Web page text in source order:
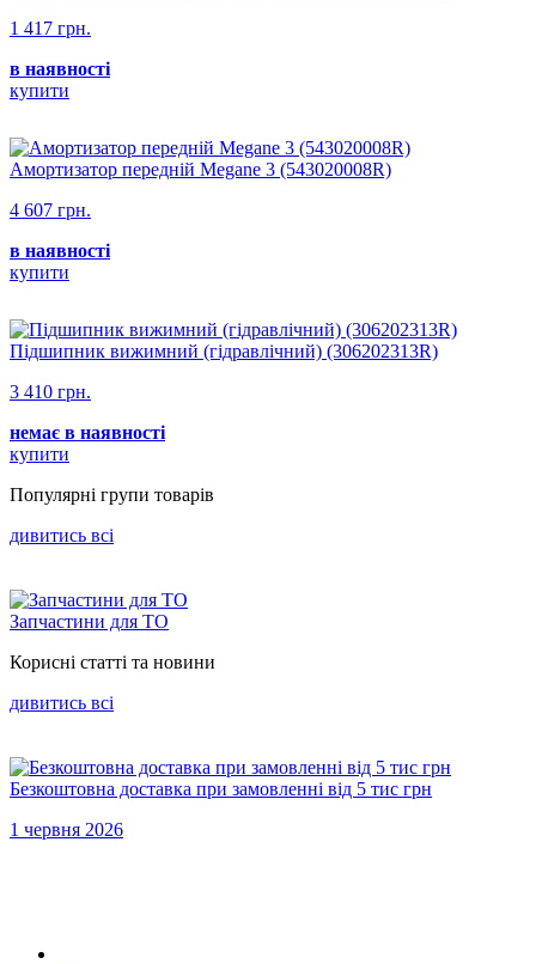
1 417 грн.
в наявності
купити
Амортизатор передній Megane 3 (543020008R)
4 607 грн.
в наявності
купити
Підшипник вижимний (гідравлічний) (306202313R)
3 410 грн.
немає в наявності
купити
Популярнi групи товарiв
дивитись всi
Запчастини для ТО
Корисні статті та новини
дивитись всi
Безкоштовна доставка при замовленні від 5 тис грн
1 червня 2026